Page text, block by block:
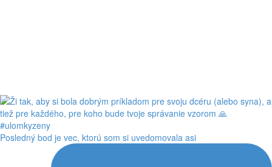
Posledný bod je vec, ktorú som si uvedomovala asi